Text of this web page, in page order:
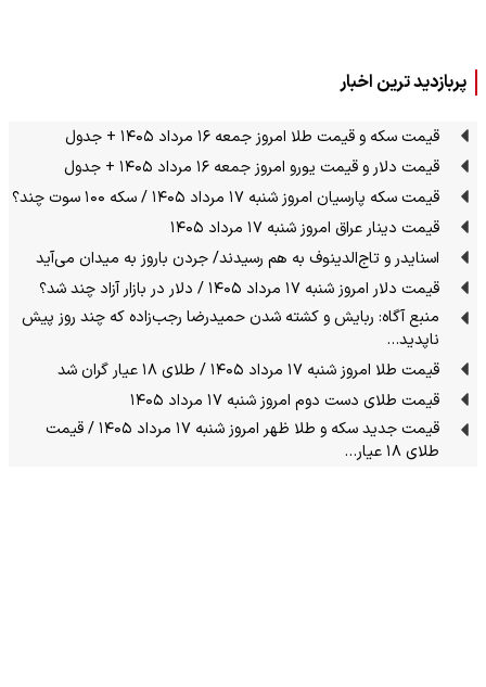
پربازدید ترین اخبار
قیمت سکه و قیمت طلا امروز جمعه ۱۶ مرداد ۱۴۰۵ + جدول
قیمت دلار و قیمت یورو امروز جمعه ۱۶ مرداد ۱۴۰۵ + جدول
قیمت سکه پارسیان امروز شنبه ۱۷ مرداد ۱۴۰۵ / سکه ۱۰۰ سوت چند؟
قیمت دینار عراق امروز شنبه ۱۷ مرداد ۱۴۰۵
اسنایدر و تاج‌الدینوف به هم رسیدند/ جردن باروز به میدان می‌آید
قیمت دلار امروز شنبه ۱۷ مرداد ۱۴۰۵ / دلار در بازار آزاد چند شد؟
منبع آگاه: ربایش و کشته شدن حمیدرضا رجب‌زاده که چند روز پیش
ناپدید…
قیمت طلا امروز شنبه ۱۷ مرداد ۱۴۰۵ / طلای ۱۸ عیار گران شد
قیمت طلای دست دوم امروز شنبه ۱۷ مرداد ۱۴۰۵
قیمت جدید سکه و طلا ظهر امروز شنبه ۱۷ مرداد ۱۴۰۵ / قیمت
طلای ۱۸ عیار…